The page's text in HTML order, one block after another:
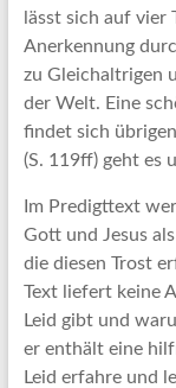
lässt sich auf vier
Anerkennung
zu Gleichaltrigen
der Welt. Eine
findet sich
(S. 119ff) geht es
Im Predigttext
Gott und Jesus
die diesen Trost
Text liefert keine
Leid gibt und
er enthält eine
Leid erfahre und